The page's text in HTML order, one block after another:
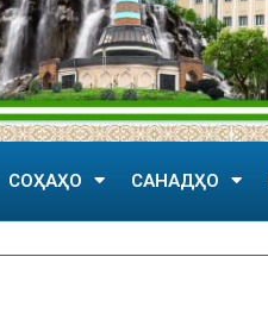
СОҲАҲО САНАДҲО